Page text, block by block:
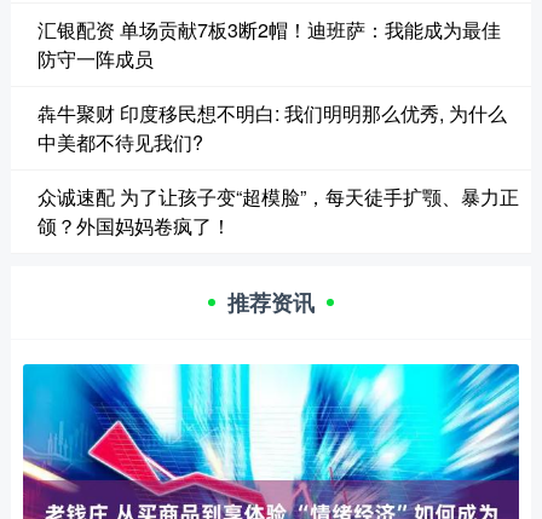
汇银配资 单场贡献7板3断2帽！迪班萨：我能成为最佳
防守一阵成员
犇牛聚财 印度移民想不明白: 我们明明那么优秀, 为什么
中美都不待见我们?
众诚速配 为了让孩子变“超模脸”，每天徒手扩颚、暴力正
颌？外国妈妈卷疯了！
推荐资讯